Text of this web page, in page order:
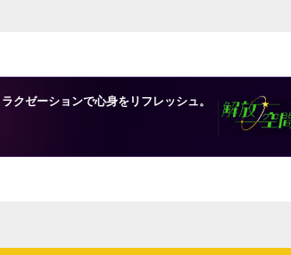
クゼーションで心身をリフレッシュ。